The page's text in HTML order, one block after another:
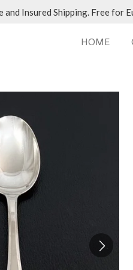
Insured Shipping. Free for
HOME